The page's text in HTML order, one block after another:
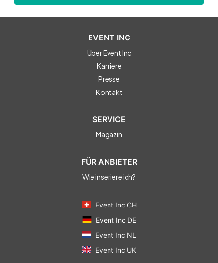
EVENT INC
Über Event Inc
Karriere
Presse
Kontakt
SERVICE
Magazin
FÜR ANBIETER
Wie inseriere ich?
Event Inc CH
Event Inc DE
Event Inc NL
Event Inc UK